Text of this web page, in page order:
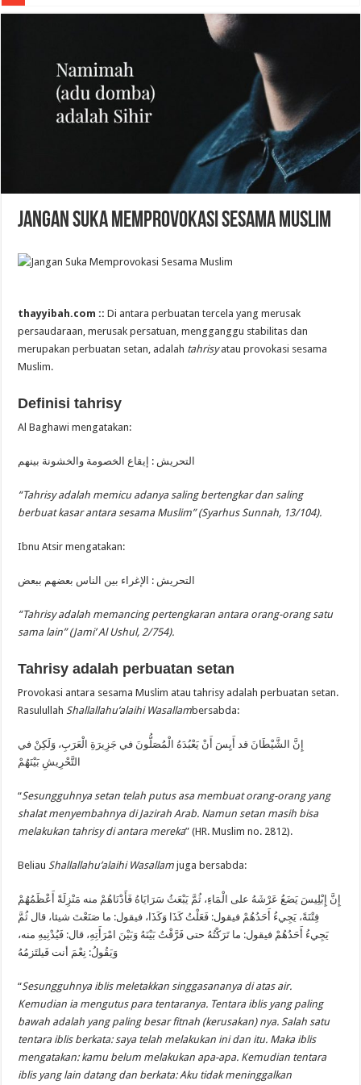
Jangan Suka Memprovokasi Sesama Muslim
thayyibah.com ::Di antara perbuatan tercela yang merusak
persaudaraan, merusak persatuan, mengganggu stabilitas dan
merupakan perbuatan setan, adalah tahrisyatau provokasi sesama
Muslim.
Definisi tahrisy
Al Baghawi mengatakan:
التحريش : إيقاع الخصومة والخشونة بينهم
“Tahrisy adalah memicu adanya saling bertengkar dan saling
berbuat kasar antara sesama Muslim” (Syarhus Sunnah, 13/104).
Ibnu Atsir mengatakan:
التحريش : الإغراء بين الناس بعضهم ببعض
“Tahrisy adalah memancing pertengkaran antara orang-orang satu
sama lain” (Jami’ Al Ushul, 2/754).
Tahrisy adalah perbuatan setan
Provokasi antara sesama Muslim atau tahrisy adalah perbuatan setan.
Rasulullah Shallallahu’alaihi Wasallambersabda:
إِنَّ الشَّيْطَانَ قد أَيِسَ أَنْ يَعْبُدَهُ الْمُصَلُّونَ في جَزِيرَةِ الْعَرَبِ، وَلَكِنْ في
التَّحْرِيشِ بَيْنَهُمْ
“Sesungguhnya setan telah putus asa membuat orang-orang yang
shalat menyembahnya di Jazirah Arab. Namun setan masih bisa
melakukan tahrisy di antara mereka” (HR. Muslim no. 2812).
Beliau Shallallahu’alaihi Wasallam juga bersabda:
إِنَّ إِبْلِيسَ يَضَعُ عَرْشَهُ على الْمَاءِ، ثُمَّ يَبْعَثُ سَرَايَاهُ فَأَدْنَاهُمْ منه مَنْزِلَةً أَعْظَمُهُمْ
فِتْنَةً، يَجِيءُ أَحَدُهُمْ فيقول: فَعَلْتُ كَذَا وَكَذَا، فيقول: ما صَنَعْتَ شيئا، قال ثُمَّ
يَجِيءُ أَحَدُهُمْ فيقول: ما تَرَكْتُهُ حتى فَرَّقْتُ بَيْنَهُ وَبَيْنَ امْرَأَتِهِ، قال: فَيُدْنِيهِ منه،
وَيَقُولُ: نِعْمَ أنت فَيلتَزمُهُ
“Sesungguhnya iblis meletakkan singgasananya di atas air.
Kemudian ia mengutus para tentaranya. Tentara iblis yang paling
bawah adalah yang paling besar fitnah (kerusakan) nya. Salah satu
tentara iblis berkata: saya telah melakukan ini dan itu. Maka iblis
mengatakan: kamu belum melakukan apa-apa. Kemudian tentara
iblis yang lain datang dan berkata: Aku tidak meninggalkan